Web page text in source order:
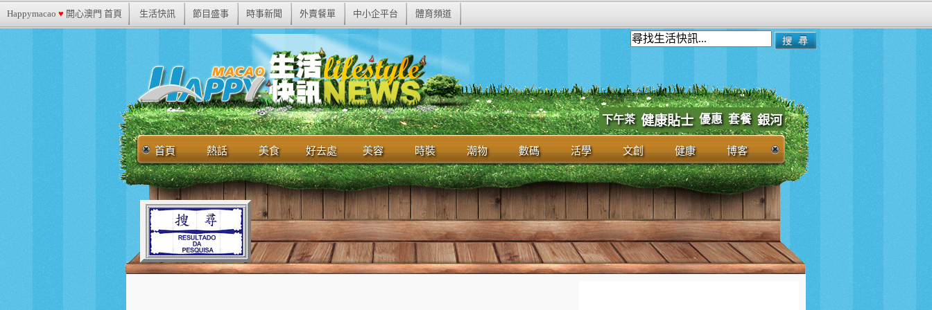
Happymacao ♥ 開心澳門 首頁 生活快訊 節目盛事 時事新聞 外賣餐單 中小企平台 體育頻道
下午茶 健康貼士 優惠 套餐 銀河
首頁 熱話 美食 好去處 美容 時裝 潮物 數碼 活學 文創 健康 博客